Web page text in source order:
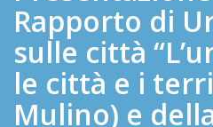
Rapporto di
sulle città
le città e i
Mulino) e